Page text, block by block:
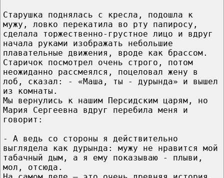
Старушка поднялась с кресла, подошла к
мужу, ловко перекатила во рту папиросу,
сделала торжественно-грустное лицо и вдруг
начала руками изображать небольшие
плавательные движения, вроде как брассом.
Старичок посмотрел очень строго, потом
неожиданно рассмеялся, поцеловал жену в
лоб, сказал: - «Маша, ты - дурында» и вышел
из комнаты.
Мы вернулись к нашим Персидским царям, но
Мария Сергеевна вдруг перебила меня и
говорит:
- А ведь со стороны я действительно
выглядела как дурында: мужу не нравится мой
табачный дым, а я ему показываю - плыви,
мол, отсюда.